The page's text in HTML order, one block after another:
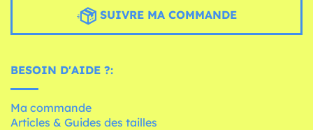
SUIVRE MA COMMANDE
BESOIN D'AIDE ?:
Ma commande
Articles & Guides des tailles